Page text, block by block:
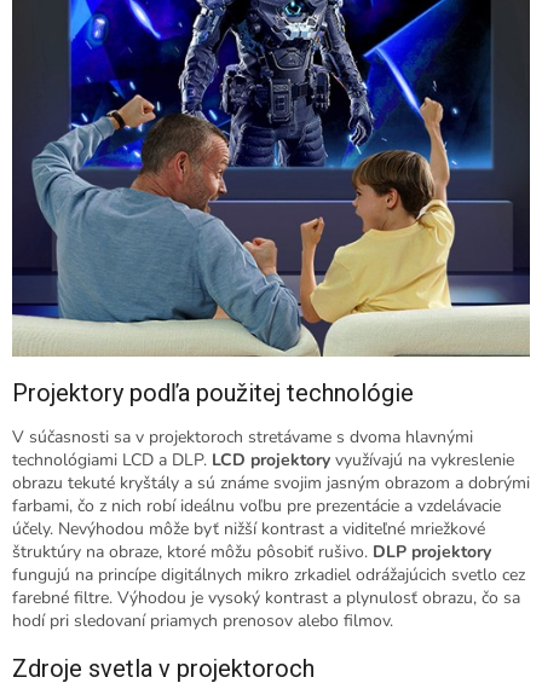
Projektory podľa použitej technológie
V súčasnosti sa v projektoroch stretávame s dvoma hlavnými
technológiami LCD a DLP. LCD projektory využívajú na vykreslenie
obrazu tekuté kryštály a sú známe svojim jasným obrazom a dobrými
farbami, čo z nich robí ideálnu voľbu pre prezentácie a vzdelávacie
účely. Nevýhodou môže byť nižší kontrast a viditeľné mriežkové
štruktúry na obraze, ktoré môžu pôsobiť rušivo. DLP projektory
fungujú na princípe digitálnych mikro zrkadiel odrážajúcich svetlo cez
farebné filtre. Výhodou je vysoký kontrast a plynulosť obrazu, čo sa
hodí pri sledovaní priamych prenosov alebo filmov.
Zdroje svetla v projektoroch